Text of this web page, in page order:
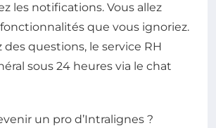
les notifications. Vous allez
que vous ignoriez.
des questions, le service RH
sous 24 heures via le chat
un pro d’Intralignes ?